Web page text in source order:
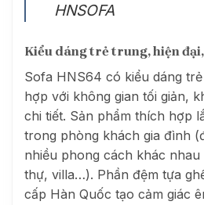
HNSOFA
Kiểu dáng trẻ trung, hiện
Sofa HNS64 có kiểu dáng
hợp với không gian tối giản,
chi tiết. Sản phẩm thích hợp
trong phòng khách gia đình
nhiều phong cách khác
thự, villa…). Phần đệm tựa
cấp Hàn Quốc tạo cảm giác